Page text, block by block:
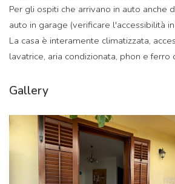
Per gli ospiti che arrivano in auto anche
auto in garage (verificare l'accessibilità
La casa è interamente climatizzata,
lavatrice, aria condizionata, phon e ferro
Gallery